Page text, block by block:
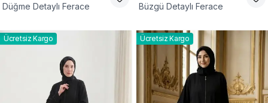
Düğme Detaylı Ferace
Büzgü Detaylı Ferace
Ücretsiz Kargo Ücretsiz Kargo